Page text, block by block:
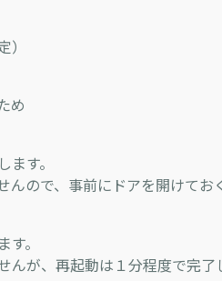
め
す。
ので、事前にドアを開けてお
。
が、再起動は１分程度で完了